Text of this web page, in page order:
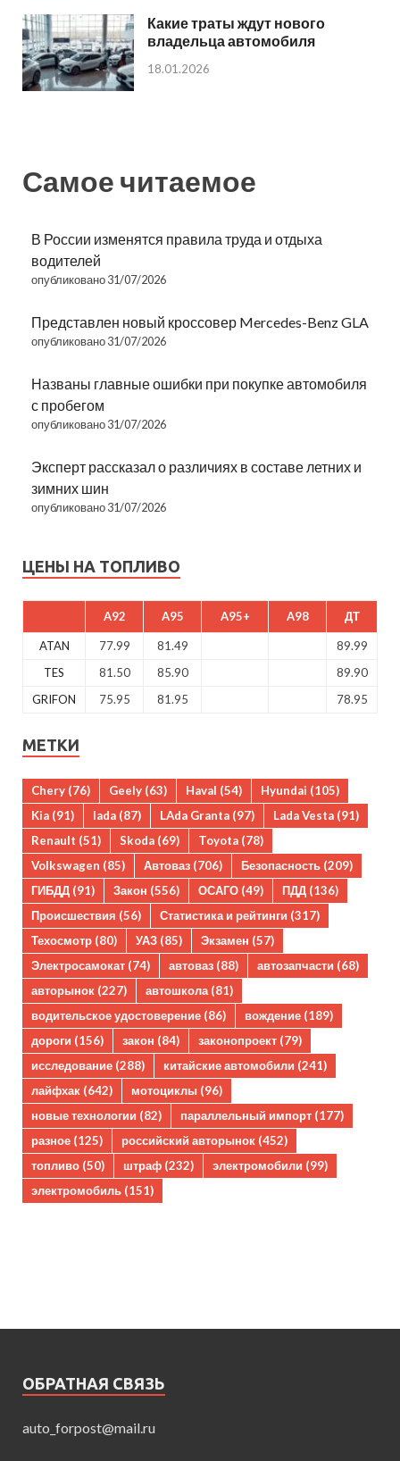
Какие траты ждут нового
владельца автомобиля
18.01.2026
Самое читаемое
В России изменятся правила труда и отдыха
водителей
опубликовано 31/07/2026
Представлен новый кроссовер Mercedes-Benz GLA
опубликовано 31/07/2026
Названы главные ошибки при покупке автомобиля
с пробегом
опубликовано 31/07/2026
Эксперт рассказал о различиях в составе летних и
зимних шин
опубликовано 31/07/2026
ЦЕНЫ НА ТОПЛИВО
A92 A95 A95+ A98 ДТ
ATAN 77.99 81.49
89.99
TES
81.50 85.90
89.90
GRIFON
75.95 81.95 78.95
МЕТКИ
Chery (76) Geely (63) Haval (54) Hyundai (105)
Kia (91) lada (87) LAda Granta (97) Lada Vesta (91)
Renault (51) Skoda (69) Toyota (78)
Volkswagen (85) Автоваз (706) Безопасность (209)
ГИБДД (91) Закон (556) ОСАГО (49) ПДД (136)
Происшествия (56) Статистика и рейтинги (317)
Техосмотр (80) УАЗ (85) Экзамен (57)
Электросамокат (74) автоваз (88) автозапчасти (68)
авторынок (227) автошкола(81)
водительское удостоверение (86) вождение (189)
дороги (156) закон (84) законопроект (79)
исследование (288) китайские автомобили (241)
лайфхак (642) мотоциклы (96)
новые технологии (82) параллельный импорт (177)
разное (125) российский авторынок (452)
топливо (50) штраф (232) электромобили (99)
электромобиль (151)
ОБРАТНАЯ СВЯЗЬ
auto_forpost@mail.ru